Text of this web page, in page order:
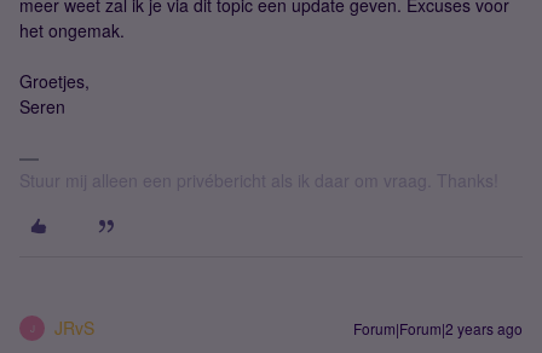
meer weet zal ik je via dit topic een update geven. Excuses voor
het ongemak.
Groetjes,
Seren
Stuur mij alleen een privébericht als ik daar om vraag. Thanks!
J JRvS Forum|Forum|2 years ago